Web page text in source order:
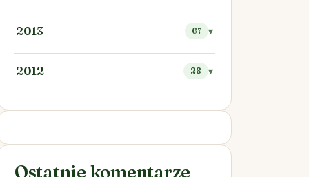
2013 67
2012 28
Ostatnie komentarze